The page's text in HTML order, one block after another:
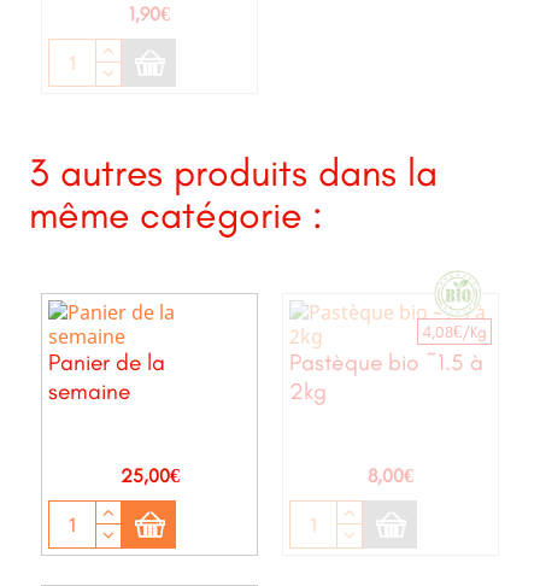
Prix
1,90€
3 autres produits dans la
même catégorie :
Panier de la
semaine
Prix
25,00€
Pastèque bio ~1.5 à
2kg
4,08€/Kg
Prix
8,00€